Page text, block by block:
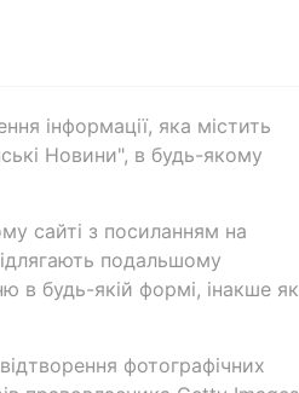
інформації, яка містить
Новини", в будь-якому
сайті з посиланням на
подальшому
в будь-якій формі, інакше як
фотографічних